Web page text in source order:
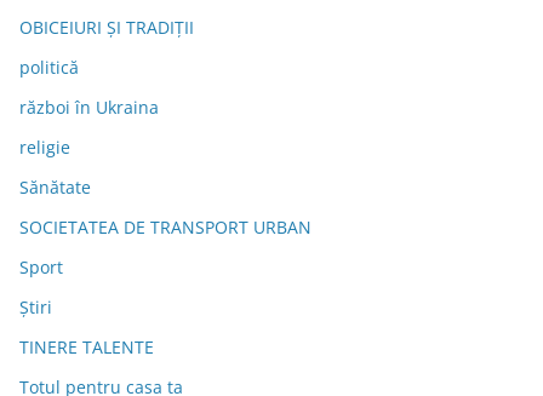
OBICEIURI ȘI TRADIȚII
politică
război în Ukraina
religie
Sănătate
SOCIETATEA DE TRANSPORT URBAN
Sport
Știri
TINERE TALENTE
Totul pentru casa ta